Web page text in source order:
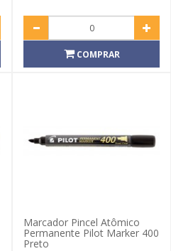
COMPRAR
Marcador Pincel Atômico
Permanente Pilot Marker 400
Preto